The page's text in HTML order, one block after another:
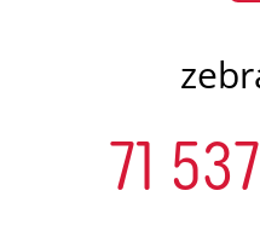
71